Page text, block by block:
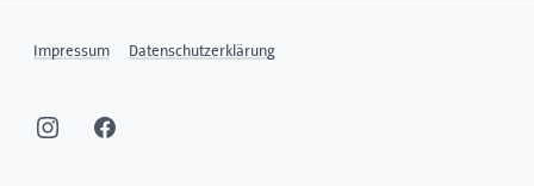
Impressum Datenschutzerklärung